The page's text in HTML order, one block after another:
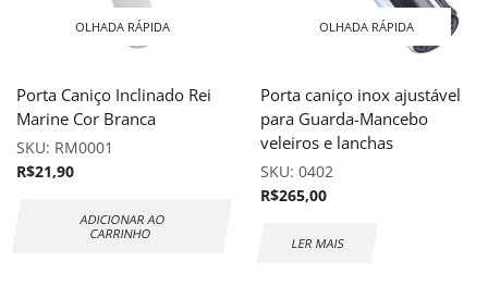
OLHADA RÁPIDA
Porta Caniço Inclinado Rei
Marine Cor Branca
SKU: RM0001
R$21,90
ADICIONAR AO
CARRINHO
OLHADA RÁPIDA
Porta caniço inox ajustável
para Guarda-Mancebo
veleiros e lanchas
SKU: 0402
R$265,00
LER MAIS